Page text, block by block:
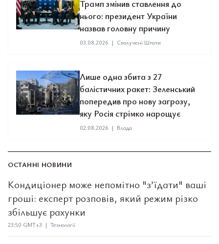
Трамп змінив ставлення до
нього: президент України
назвав головну причину
03.08.2026 | Сполучені Штати
Лише одна збита з 27
балістичних ракет: Зеленський
попередив про нову загрозу,
яку Росія стрімко нарощує
02.08.2026 | Влада
ОСТАННІ НОВИНИ
Кондиціонер може непомітно "з’їдати" ваші
гроші: експерт розповів, який режим різко
збільшує рахунки
23:50 GMT+3 | Технології